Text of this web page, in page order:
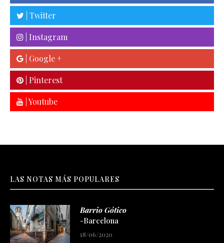
| Twitter
| Instagram
| Google +
| Pinterest
| Youtube
LAS NOTAS MÁS POPULARES
Barrio Gótico
-Barcelona
18/06/2020